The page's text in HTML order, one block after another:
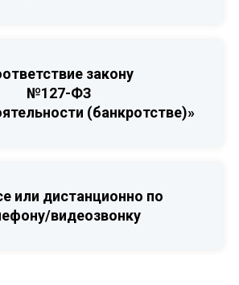
закону
№127-ФЗ
(банкротстве)»
или дистанционно по
видеозвонку